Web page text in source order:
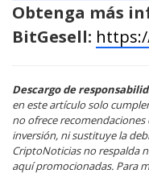
Obtenga más
BitGesell:
Descargo de
en este artículo solo
no ofrece recomendaciones
inversión, ni sustituye la
CriptoNoticias no respalda
aquí promocionadas. Para